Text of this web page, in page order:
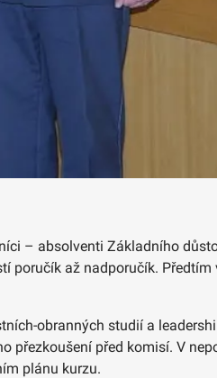
– absolventi Základního
poručík až nadporučík. Předtím
obranných studií a
přezkoušení před komisí. V
plánu kurzu.